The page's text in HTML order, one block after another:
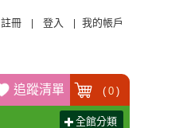
註冊 登入 我的帳戶
追蹤清單 ( 0 )
全館分類